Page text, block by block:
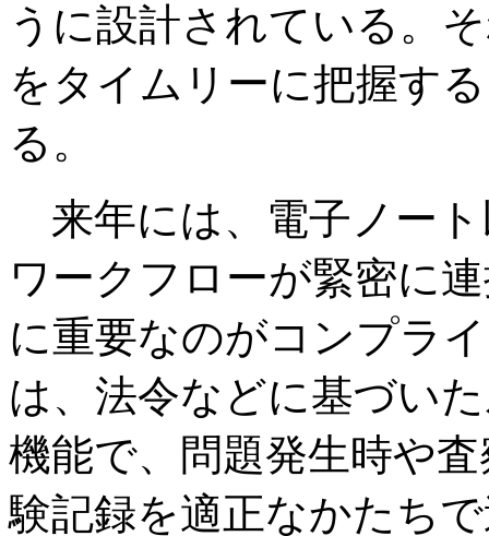
うに設計されている。
をタイムリーに把握す
る。
来年には、電子ノー
ワークフローが緊密に
に重要なのがコンプラ
は、法令などに基づい
機能で、問題発生時や
験記録を適正なかたち